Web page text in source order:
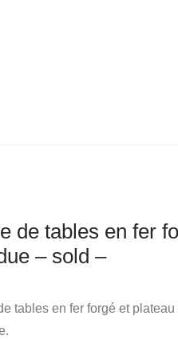
de tables en fer
– sold –
tables en fer forgé et